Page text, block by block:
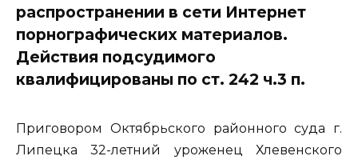
распространении в сети Интернет
порнографических материалов.
Действия подсудимого
квалифицированы по ст. 242 ч.3 п.
Приговором Октябрьского районного суда г.
Липецка 32-летний уроженец Хлевенского